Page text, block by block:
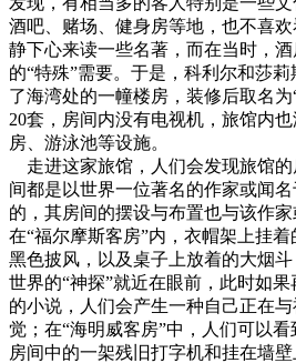
酒吧、赌场、健身房等地，也不喜
静下心来读一些名著，而在当时，
的“特殊”需要。于是，科利尔和莎
了海湾处的一幢楼房，装修后取名
20套，房间内没有电视机，旅馆内
房、游泳池等设施。
走进这家旅馆，人们会发现旅馆
间都是以世界一位著名的作家或闻
的，其房间的摆设与布置也与该作
在“福尔摩斯客房”内，衣帽架上挂
黑色披风，以及桌子上放着的大烟
世界的“神探”就近在眼前，此时如果
的小说，人们会产生一种自己正在
觉；在“海明威客房”中，人们可以
房间中的一架残旧打字机和挂在墙